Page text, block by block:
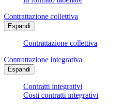
Contrattazione collettiva
Espandi
Contrattazione collettiva
Contrattazione integrativa
Espandi
Contratti integrativi
Costi contratti integrativi